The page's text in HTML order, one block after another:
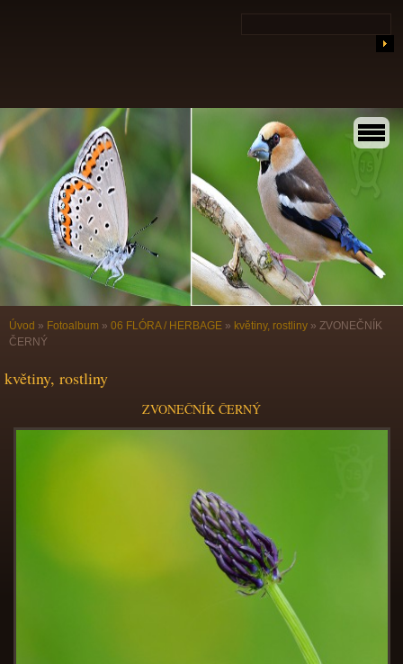
Úvod » Fotoalbum » 06 FLÓRA / HERBAGE » květiny, rostliny » ZVONEČNÍK
ČERNÝ
květiny, rostliny
ZVONEČNÍK ČERNÝ